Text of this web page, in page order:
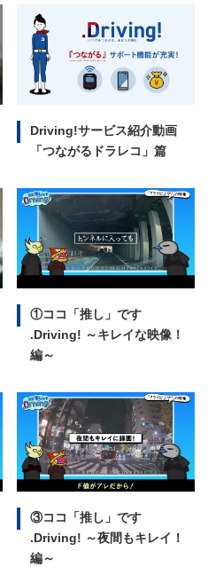
Driving!サービス紹介動画
「つながるドラレコ」篇
①ココ「推し」です
.Driving! ～キレイな映像！
編～
③ココ「推し」です
.Driving! ～夜間もキレイ！
編～